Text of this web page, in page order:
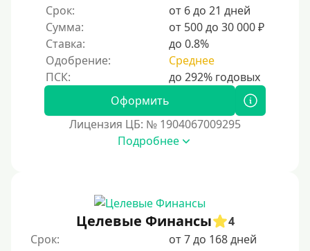
Срок:
от 6 до 21 дней
Сумма:
от 500 до 30 000 ₽
Ставка:
до 0.8%
Одобрение:
Среднее
Оформить
Лицензия ЦБ: № 1904067009295
Подробнее
Целевые Финансы
4
Срок:
от 7 до 168 дней